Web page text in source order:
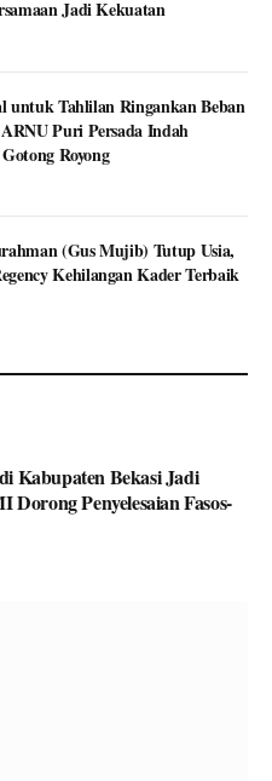
Jadi Kekuatan
untuk Tahlilan Ringankan Beban
Puri Persada Indah
Royong
(Gus Mujib) Tutup Usia,
Kehilangan Kader Terbaik
Kabupaten Bekasi Jadi
Penyelesaian Fasos-